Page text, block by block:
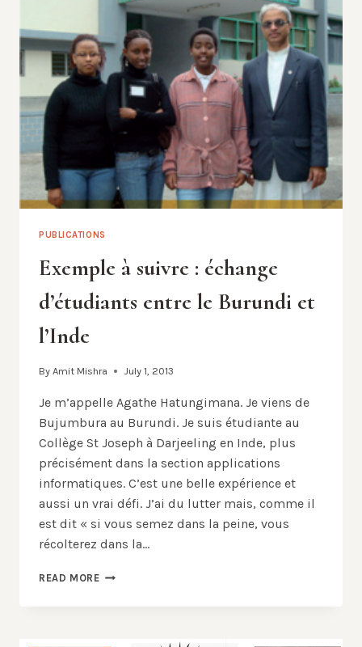
AND
–
TESTIMONIALS
PUBLICATIONS
Exemple à suivre : échange
d’étudiants entre le Burundi et
l’Inde
By Amit Mishra July 1, 2013
Je m’appelle Agathe Hatungimana. Je viens de
Bujumbura au Burundi. Je suis étudiante au
Collège St Joseph à Darjeeling en Inde, plus
précisément dans la section applications
informatiques. C’est une belle expérience et
aussi un vrai défi. J’ai du lutter mais, comme il
est dit « si vous semez dans la peine, vous
récolterez dans la…
READ MOREEXEMPLE